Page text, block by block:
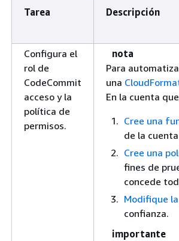
Tarea Descripción
Configura el
rol de
CodeCommit
acceso y la
política de
permisos.
nota
Para
una
En la cuenta
Cree una
de la cuenta
Cree una
fines de
concede
Modifique
confianza.
importante